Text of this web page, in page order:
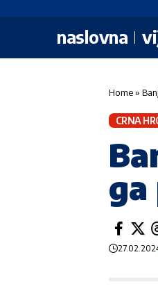
naslovna
Home»
CRNA
ga